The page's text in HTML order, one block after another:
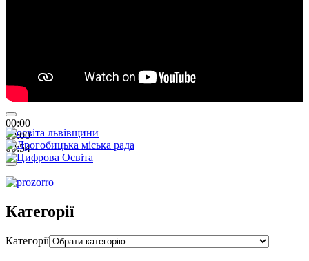
00:00
00:00
00:54
Категорії
Категорії